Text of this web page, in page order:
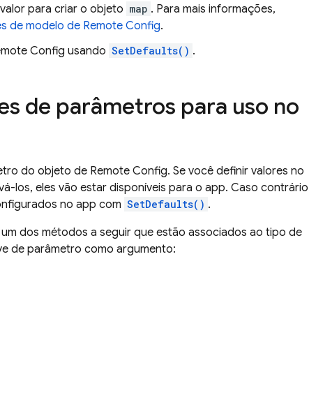
para criar o objeto map . Para mais informações,
de modelo de Remote Config.
Config usando SetDefaults() .
de parâmetros para uso no
do objeto de Remote Config. Se você definir valores no
los, eles vão estar disponíveis para o app. Caso
no app com SetDefaults() .
dos métodos a seguir que estão associados ao tipo de
de parâmetro como argumento: